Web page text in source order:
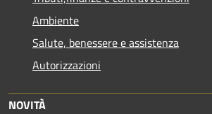
Ambiente
Salute, benessere e assistenza
Autorizzazioni
NOVITÀ